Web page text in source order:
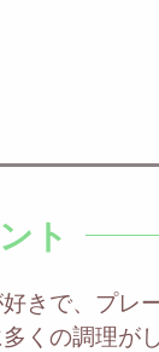
きで、プレ
くの調理が